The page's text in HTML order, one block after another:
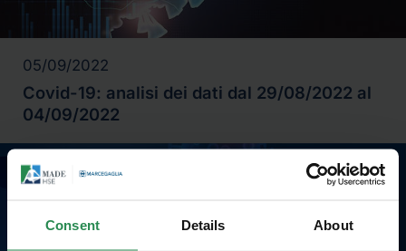
Consent Details About
05/09/2022
Covid-19: analisi dei dati dal 29/08/2022 al
04/09/2022